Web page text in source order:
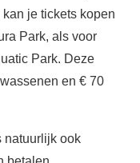
je tickets kopen
Park, als voor
Park. Deze
en € 70
natuurlijk ook